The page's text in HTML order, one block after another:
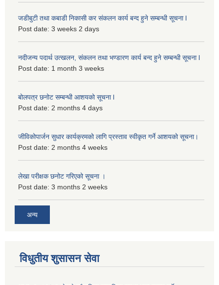
जडीबुटी तथा कबाडी निकासी कर संकलन कार्य बन्द हुने सम्बन्धी सूचना l
Post date: 3 weeks 2 days
नदीजन्य पदार्थ उत्खलन, संकलन तथा भण्डारण कार्य बन्द हुने सम्बन्धी सूचना l
Post date: 1 month 3 weeks
बोलपत्र छनोट सम्बन्धी आशयको सूचना l
Post date: 2 months 4 days
जीविकोपार्जन सुधार कार्यक्रमको लागि प्रस्ताव स्वीकृत गर्ने आशयको सूचना।
Post date: 2 months 4 weeks
लेखा परीक्षक छनोट गरिएको सूचना ।
Post date: 3 months 2 weeks
अन्य
विधुतीय शुसासन सेवा